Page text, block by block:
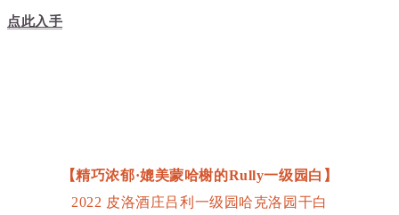
点此入手
【精巧浓郁·媲美蒙哈榭的Rully一级园白】
2022 皮洛酒庄吕利一级园哈克洛园干白